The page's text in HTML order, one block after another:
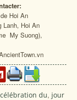
Hoi An
Lanh, Hoi An
My Suong),
célébration du, jour